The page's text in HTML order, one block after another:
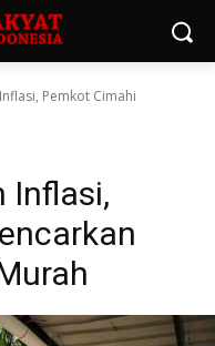
Pemkot Cimahi
Inflasi,